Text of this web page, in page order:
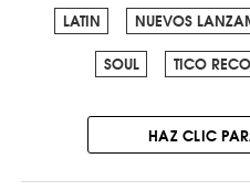
LATIN
NUEVOS
SOUL
TICO
HAZ CLIC